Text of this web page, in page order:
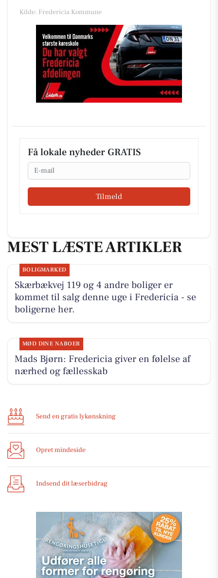
Kilde: Fredericia Kommune
Få lokale nyheder GRATIS
Email
Tilmeld
MEST LÆSTE ARTIKLER
BOLIGMARKED
Skærbækvej 119 og 4 andre boliger er
kommet til salg denne uge i Fredericia - se
boligerne her.
MØD DINE NABOER
Mads Bjørn: Fredericia giver en følelse af
nærhed og fællesskab
Send en gratis lykønskning
Opret mindeside
Indsend dit læserbidrag